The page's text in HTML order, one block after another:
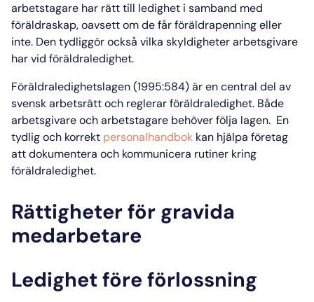
arbetstagare har rätt till ledighet i samband med
föräldraskap, oavsett om de får föräldrapenning eller
inte. Den tydliggör också vilka skyldigheter arbetsgivare
har vid föräldraledighet.
Föräldraledighetslagen(1995:584) är en central del av
svenskarbetsrätt och reglerar föräldraledighet. Både
arbetsgivare och arbetstagare behöver följa lagen. En
tydlig och korrekt personalhandbok kan hjälpa företag
att dokumentera och kommunicera rutiner kring
föräldraledighet.
Rättigheter för gravida
medarbetare
Ledighet före förlossning